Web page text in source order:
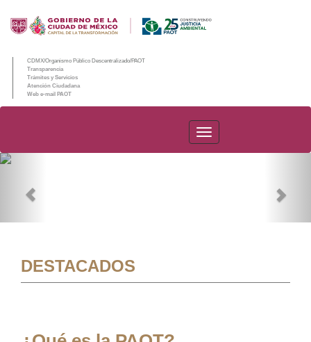
CDMX/Organismo Público Descentralizado/PAOT
Transparencia
Trámites y Servicios
Atención Ciudadana
Web e-mail PAOT
PAOT
DESTACADOS